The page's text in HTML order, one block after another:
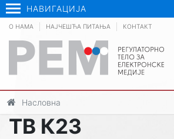
НАВИГАЦИЈА
О НАМА НАЈЧЕШЋА ПИТАЊА КОНТАКТ
Насловна
ТВ К23